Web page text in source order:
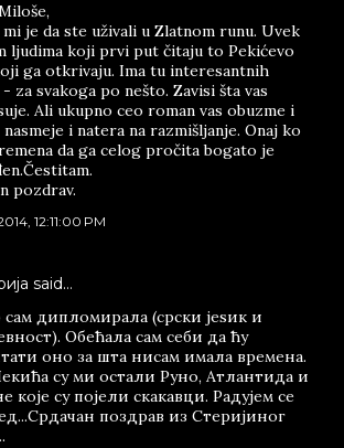
je da ste uživali u Zlatnom runu. Uvek
ljudima koji prvi put čitaju to Pekićevo
ga otkrivaju. Ima tu interesantnih
za svakoga po nešto. Zavisi šta vas
Ali ukupno ceo roman vas obuzme i
nasmeje i natera na razmišljanje. Onaj ko
da ga celog pročita bogato je
pozdrav.
12:11:00 PM
said…
дипломирала (срски јеѕик и
Обећала сам себи да ћу
оно за шта нисам имала времена.
су ми остали Руно, Атлантида и
које су појели скакавци. Радујем се
поздрав из Стеријиног